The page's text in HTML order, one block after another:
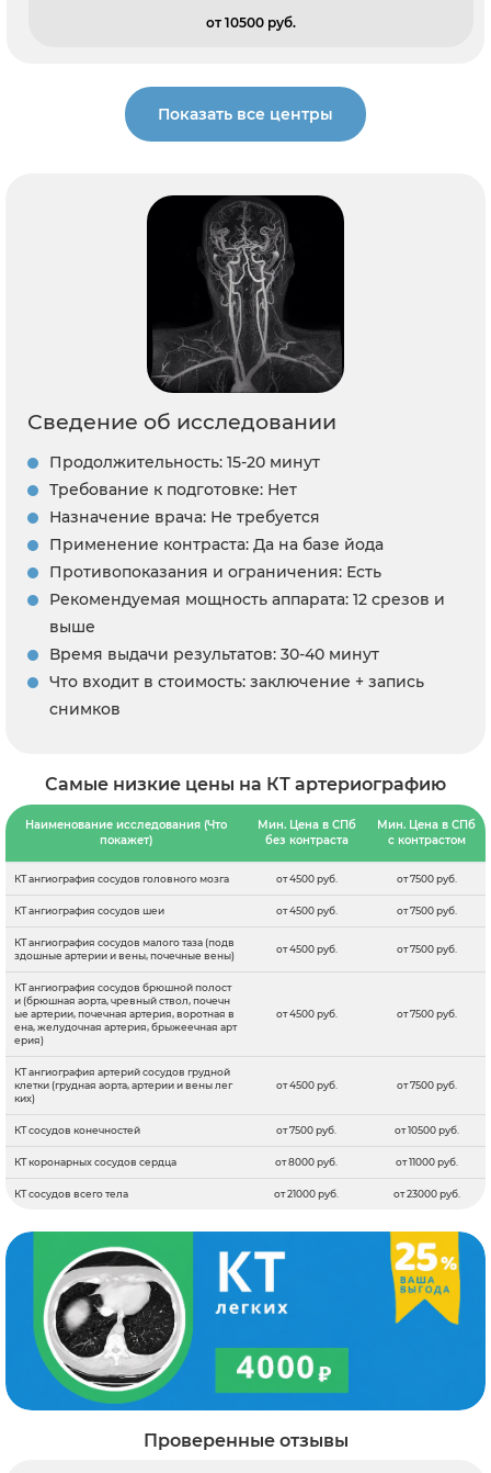
от 10500 pуб.
Показать все центры
Сведение об исследовании
Продолжительность: 15-20 минут
Требование к подготовке: Нет
Назначение врача: Не требуется
Применение контраста: Да на базе йода
Противопоказания и ограничения: Есть
Рекомендуемая мощность аппарата: 12 срезов и
выше
Время выдачи результатов: 30-40 минут
Что входит в стоимость: заключение + запись
снимков
Самые низкие цены на КТ артериографию
Наименование исследования (Что
покажет)
Мин. Цена в СПб
без контраста
Мин. Цена в СПб
с контрастом
КТ ангиография сосудов головного мозга от 4500 руб. от 7500 руб.
КТ ангиография сосудов шеи от 4500 руб. от 7500 руб.
КТ ангиография сосудов малого таза (подв
здошные артерии и вены, почечные вены)
от 4500 руб. от 7500 руб.
КТ ангиография сосудов брюшной полост
и (брюшная аорта, чревный ствол, почечн
ые артерии, почечная артерия, воротная в
ена, желудочная артерия, брыжеечная арт
ерия)
от 4500 руб. от 7500 руб.
КТ ангиография артерий сосудов грудной
клетки (грудная аорта, артерии и вены лег
ких)
от 4500 руб. от 7500 руб.
КТ сосудов конечностей от 7500 руб. от 10500 руб.
КТ коронарных сосудов сердца от 8000 руб. от 11000 руб.
КТ сосудов всего тела от 21000 руб. от 23000 руб.
Проверенные отзывы